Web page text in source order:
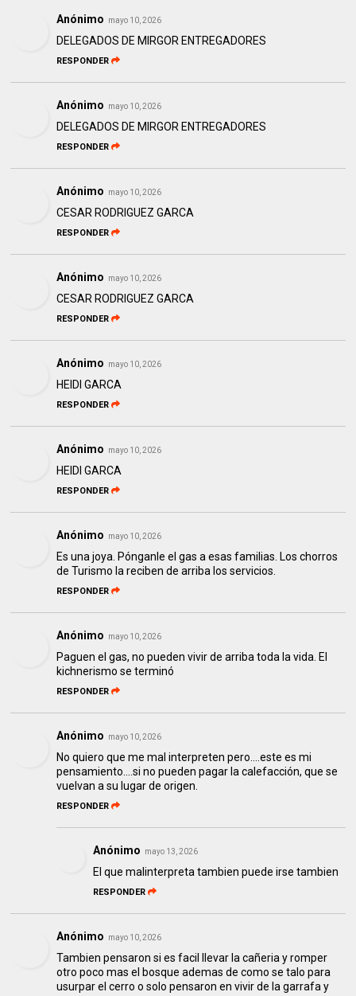
Anónimo mayo 10, 2026
DELEGADOS DE MIRGOR ENTREGADORES
RESPONDER
Anónimo mayo 10, 2026
DELEGADOS DE MIRGOR ENTREGADORES
RESPONDER
Anónimo mayo 10, 2026
CESAR RODRIGUEZ GARCA
RESPONDER
Anónimo mayo 10, 2026
CESAR RODRIGUEZ GARCA
RESPONDER
Anónimo mayo 10, 2026
HEIDI GARCA
RESPONDER
Anónimo mayo 10, 2026
HEIDI GARCA
RESPONDER
Anónimo mayo 10, 2026
Es una joya. Pónganle el gas a esas familias. Los chorros
de Turismo la reciben de arriba los servicios.
RESPONDER
Anónimo mayo 10, 2026
Paguen el gas, no pueden vivir de arriba toda la vida. El
kichnerismo se terminó
RESPONDER
Anónimo mayo 10, 2026
No quiero que me mal interpreten pero....este es mi
pensamiento....si no pueden pagar la calefacción, que se
vuelvan a su lugar de origen.
RESPONDER
Anónimo mayo 13, 2026
El que malinterpreta tambien puede irse tambien
RESPONDER
Anónimo mayo 10, 2026
Tambien pensaron si es facil llevar la cañeria y romper
otro poco mas el bosque ademas de como se talo para
usurpar el cerro o solo pensaron en vivir de la garrafa y